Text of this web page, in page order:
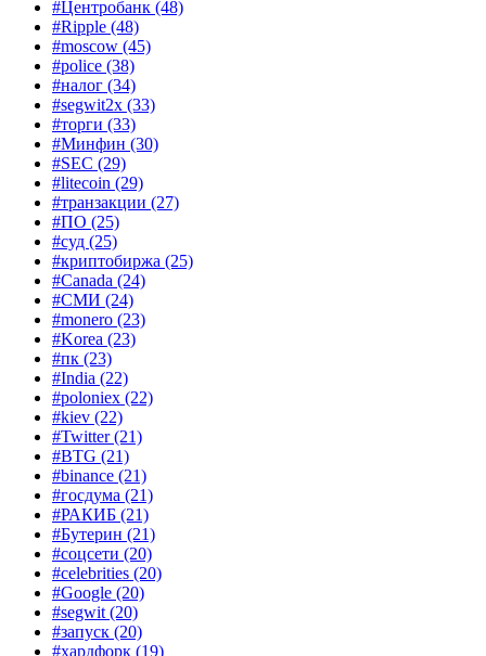
#Центробанк (48)
#Ripple (48)
#moscow (45)
#police (38)
#налог (34)
#segwit2x (33)
#торги (33)
#Минфин (30)
#SEC (29)
#litecoin (29)
#транзакции (27)
#ПО (25)
#суд (25)
#криптобиржа (25)
#Canada (24)
#СМИ (24)
#monero (23)
#Korea (23)
#пк (23)
#India (22)
#poloniex (22)
#kiev (22)
#Twitter(21)
#BTG (21)
#binance (21)
#госдума (21)
#РАКИБ (21)
#Бутерин (21)
#соцсети (20)
#celebrities (20)
#Google (20)
#segwit (20)
#запуск (20)
#хардфорк (19)